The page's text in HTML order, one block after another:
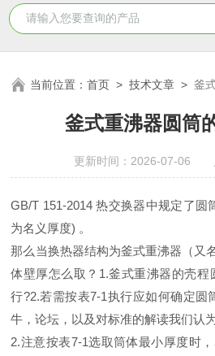
当前位置：首页 >技术文章 >釜
釜式重沸器圆筒
更新时间：2026-07-06
GB/T 151-2014热交换器中规定了圆
为名义厚度) 。
那么当换热器结构为釜式重沸器（又
体壁厚怎么取？ 1.釜式重沸器的壳程
行?2.若需按表7-1执行应如何确定圆
牛，论坛，以及对标准的解读我们认
2.注意按表7-1选取筒体最小厚度时，